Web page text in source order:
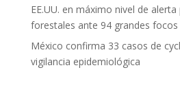
EE.UU. en máximo nivel de
forestales ante 94 grandes focos
México confirma 33 casos de
vigilancia epidemiológica